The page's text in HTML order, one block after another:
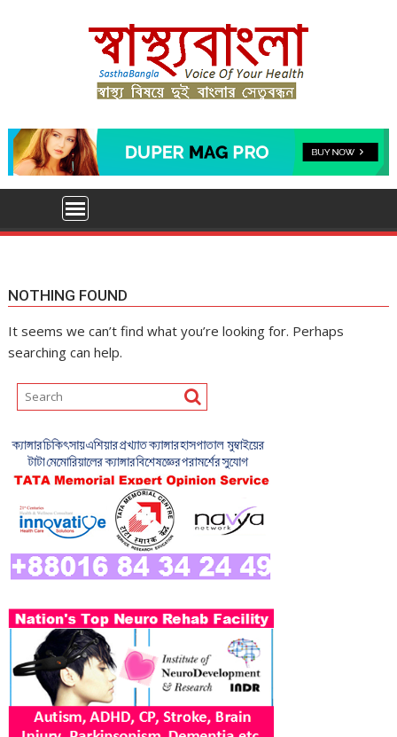
NOTHING FOUND
It seems we can’t find what you’re looking for. Perhaps
searching can help.